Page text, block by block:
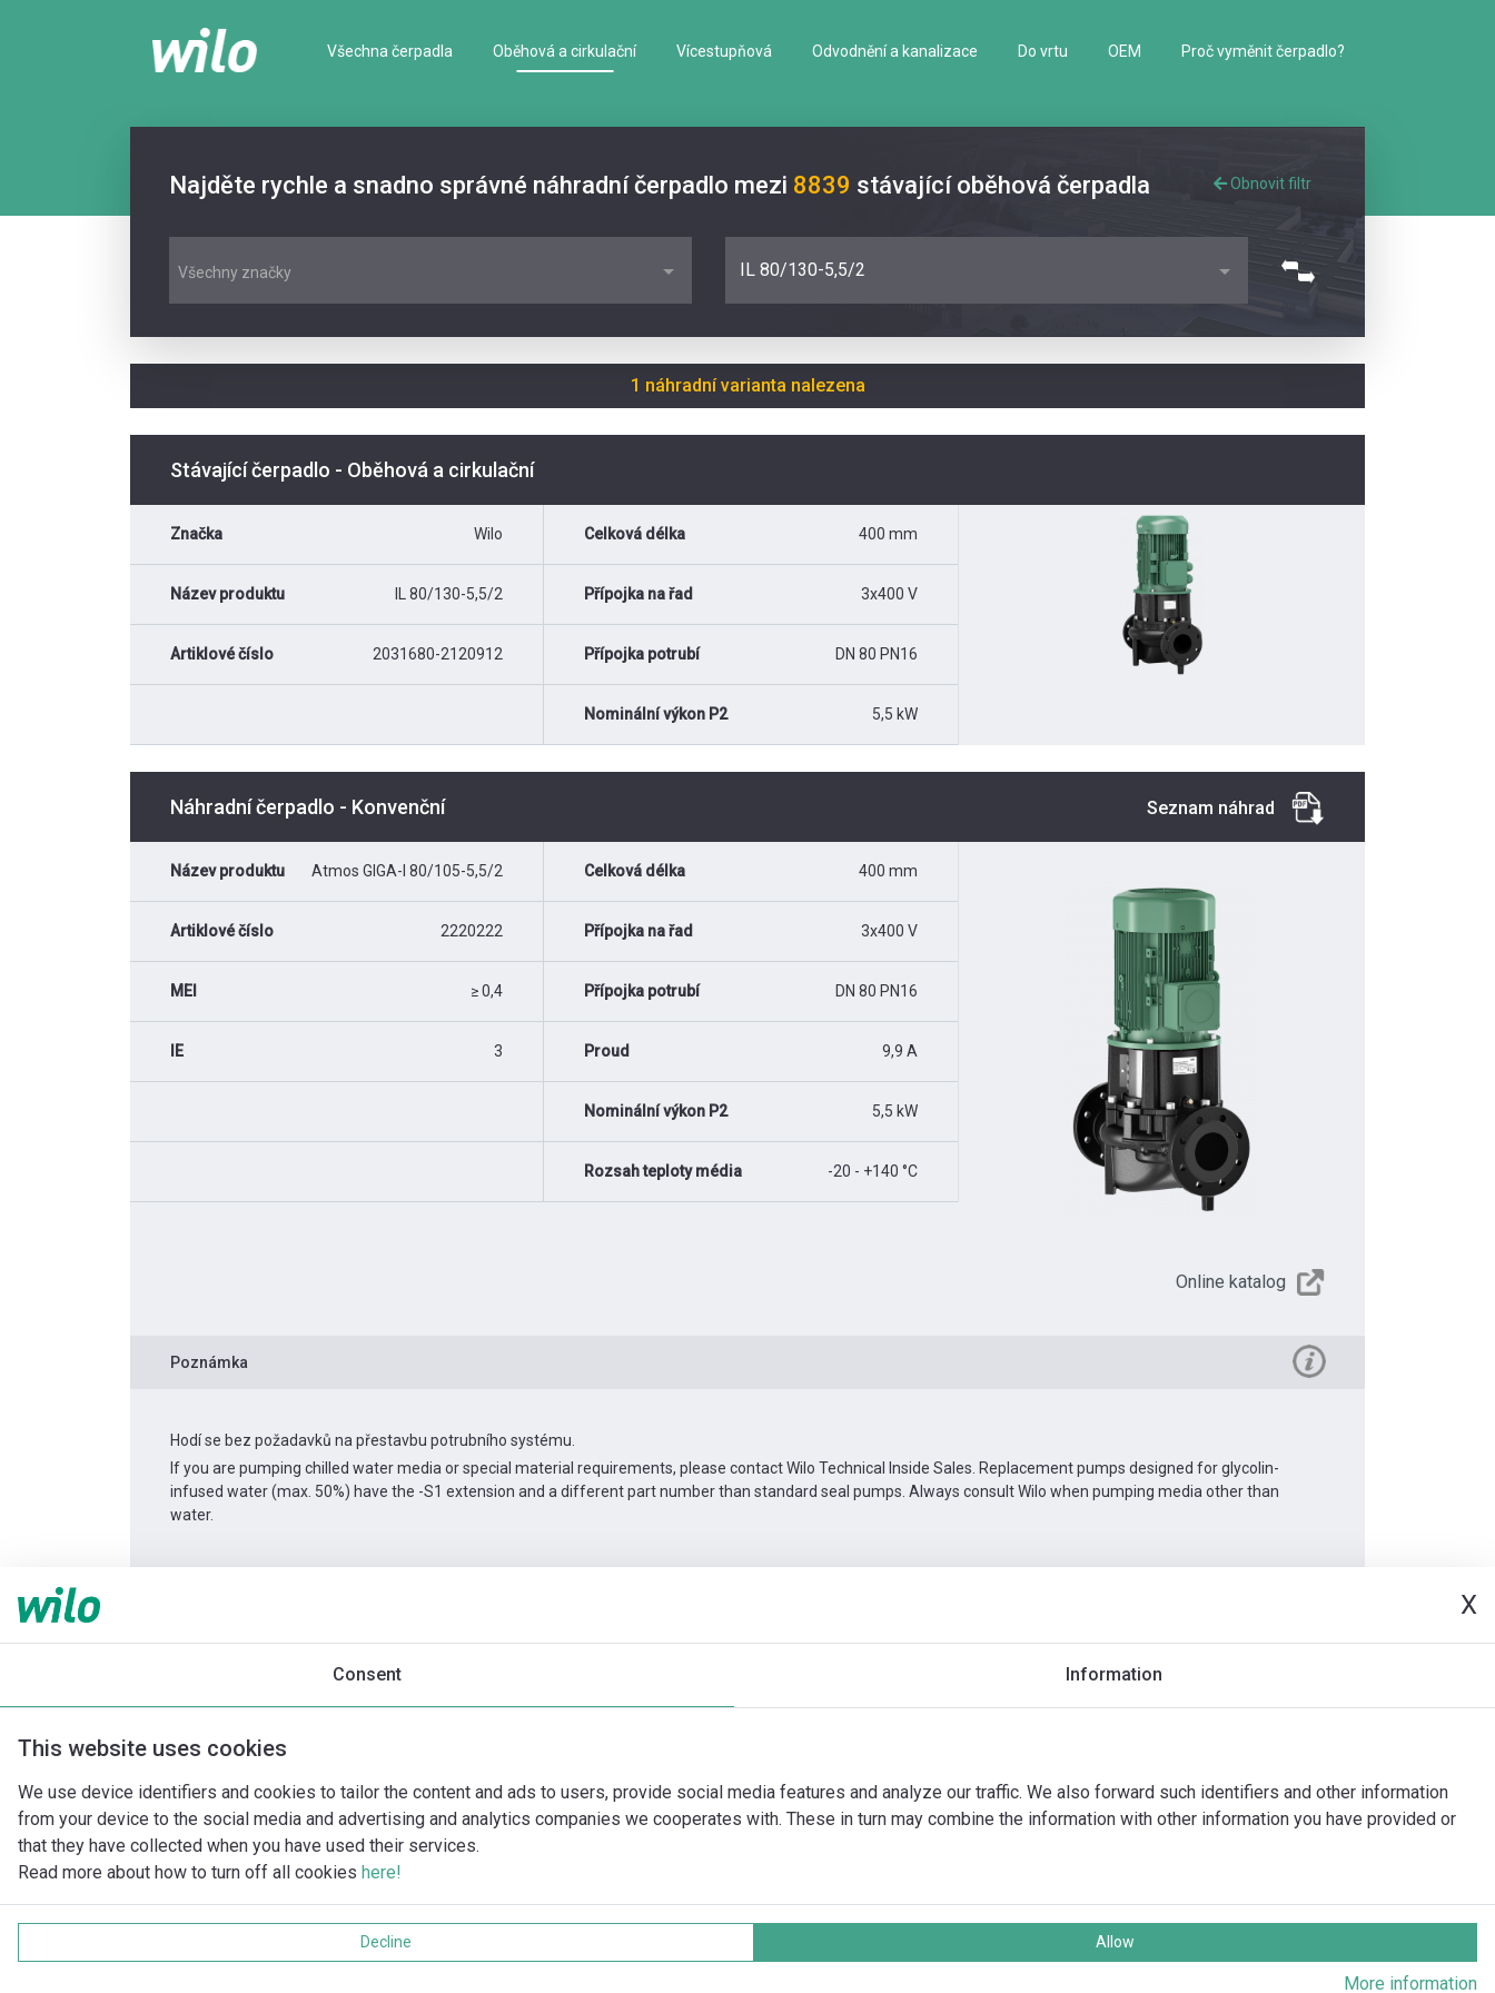
X
Consent Information
This website uses cookies
We use device identifiers and cookies to tailor the content and ads to users, provide social media features and analyze our traffic. We also forward such identifiers and other information
from your device to the social media and advertising and analytics companies we cooperates with. These in turn may combine the information with other information you have provided or
that they have collected when you have used their services.
Read more about how to turn off all cookies here!
Decline Allow
More information
Všechna čerpadla Oběhová a cirkulační Vícestupňová Odvodnění a kanalizace Do vrtu OEM Proč vyměnit čerpadlo?
Najděte rychle a snadno správné náhradní čerpadlo mezi 8839 stávající oběhová čerpadla Obnovit filtr
Všechny značky IL 80/130-5,5/2
1 náhradní varianta nalezena
Stávající čerpadlo - Oběhová a cirkulační
Značka Wilo
Název produktu IL 80/130-5,5/2
Artiklové číslo 2031680-2120912
Celková délka 400 mm
Přípojka na řad 3x400 V
Přípojka potrubí DN 80 PN16
Nominální výkon P2 5,5 kW
Náhradní čerpadlo - Konvenční Seznam náhrad
Název produktu Atmos GIGA-I 80/105-5,5/2
Artiklové číslo 2220222
MEI ≥ 0,4
IE 3
Celková délka 400 mm
Přípojka na řad 3x400 V
Přípojka potrubí DN 80 PN16
Proud 9,9 A
Nominální výkon P2 5,5 kW
Rozsah teploty média -20 - +140 °C
Online katalog
Poznámka
Hodí se bez požadavků na přestavbu potrubního systému.
If you are pumping chilled water media or special material requirements, please contact Wilo Technical Inside Sales. Replacement pumps designed for glycolin-
infused water (max. 50%) have the -S1 extension and a different part number than standard seal pumps. Always consult Wilo when pumping media other than
water.
Imprint Ochrana soukromí Cookie policy Všechna práva vyhrazena